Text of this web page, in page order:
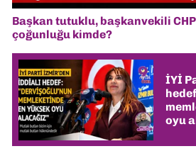
Başkan tutuklu, başkanvekili
çoğunluğu kimde?
İYİ
oyu